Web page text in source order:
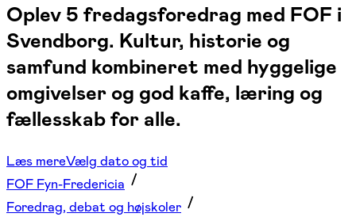
Oplev 5 fredagsforedrag med FOF i
Svendborg. Kultur, historie og
samfund kombineret med hyggelige
omgivelser og god kaffe, læring og
fællesskab for alle.
Læs mereVælg dato og tid
FOF Fyn-Fredericia
Foredrag, debat og højskoler